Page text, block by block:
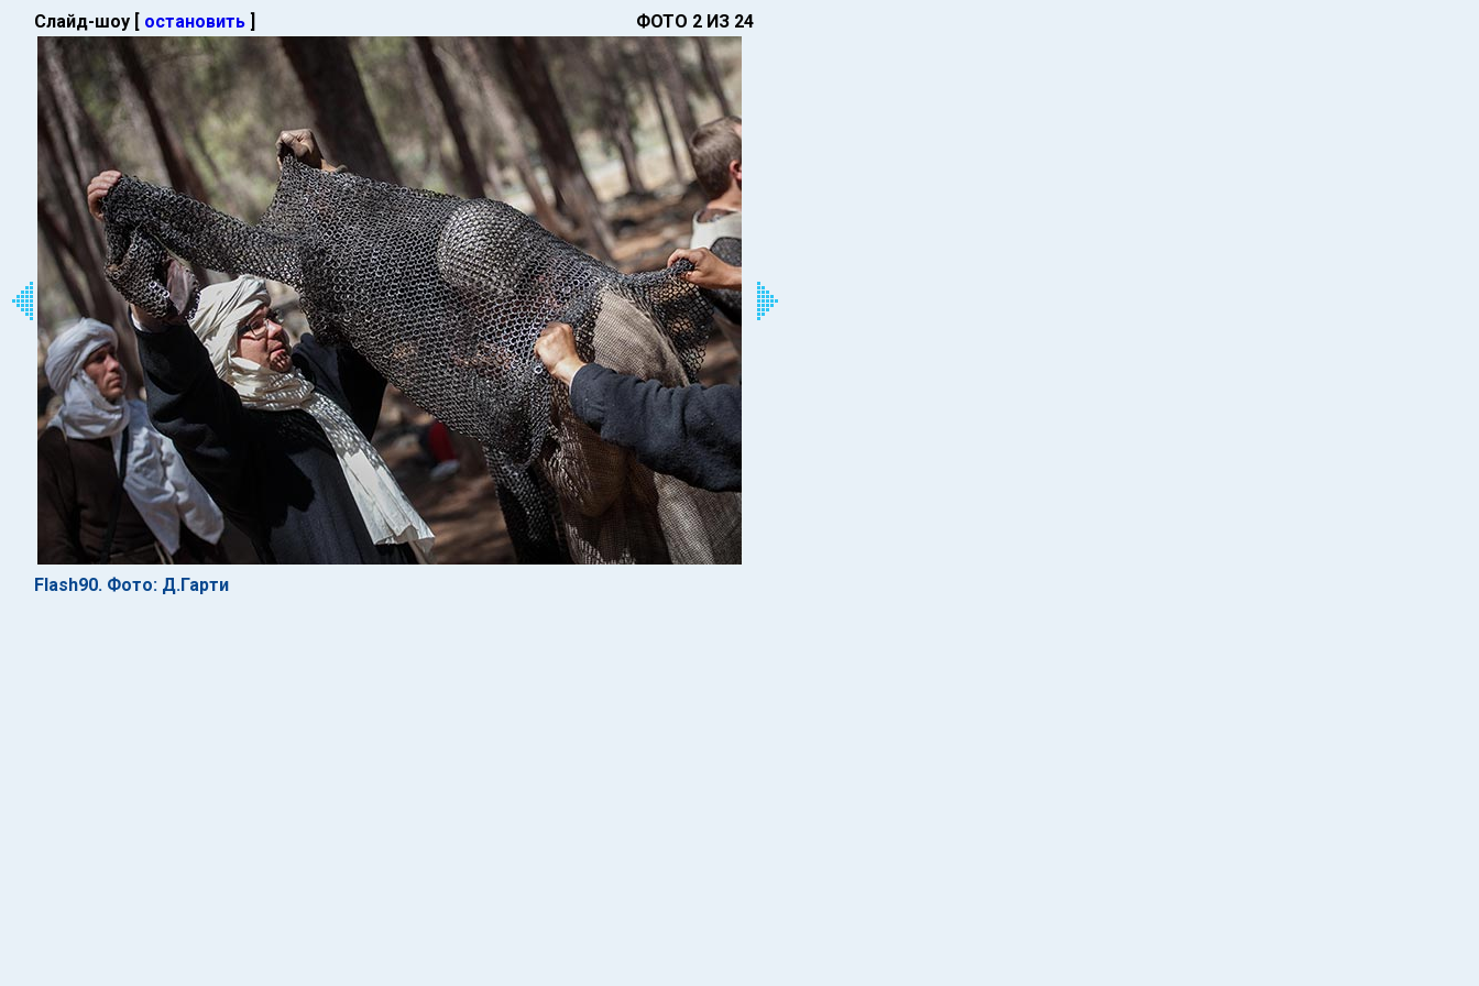
Слайд-шоу [ остановить ] ФОТО 2 ИЗ 24
Flash90. Фото: Д.Гарти